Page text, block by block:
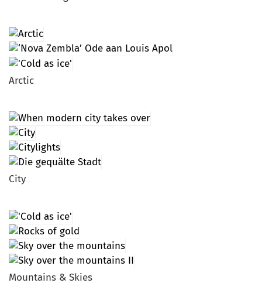
Arctic
City
Mountains & Skies